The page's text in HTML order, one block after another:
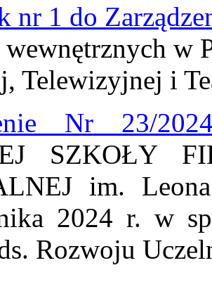
nr 1 do
wewnętrznych w
Telewizyjnej i
Nr 23/
SZKOŁY
im.
2024 r. w
Rozwoju